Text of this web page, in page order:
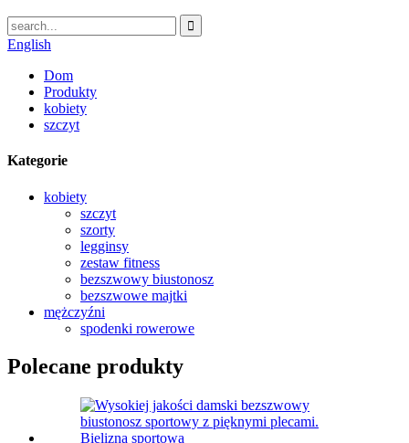
English
Dom
Produkty
kobiety
szczyt
Kategorie
kobiety
szczyt
szorty
legginsy
zestaw fitness
bezszwowy biustonosz
bezszwowe majtki
mężczyźni
spodenki rowerowe
Polecane produkty